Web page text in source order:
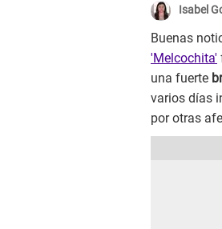
Isabel
Buenas
'Melcochita'
una fuerte
varios días
por otras